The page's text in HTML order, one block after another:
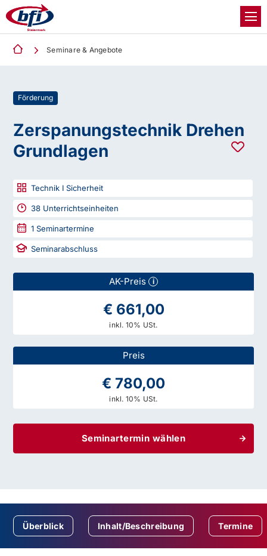
Seminare & Angebote
Förderung
Zerspanungstechnik Drehen
Grundlagen
Technik I Sicherheit
38 Unterrichtseinheiten
1 Seminartermine
Seminarabschluss
AK-Preis i
€ 661,00
inkl. 10% USt.
Preis
€ 780,00
inkl. 10% USt.
Seminartermin wählen
Überblick Inhalt/Beschreibung Termine